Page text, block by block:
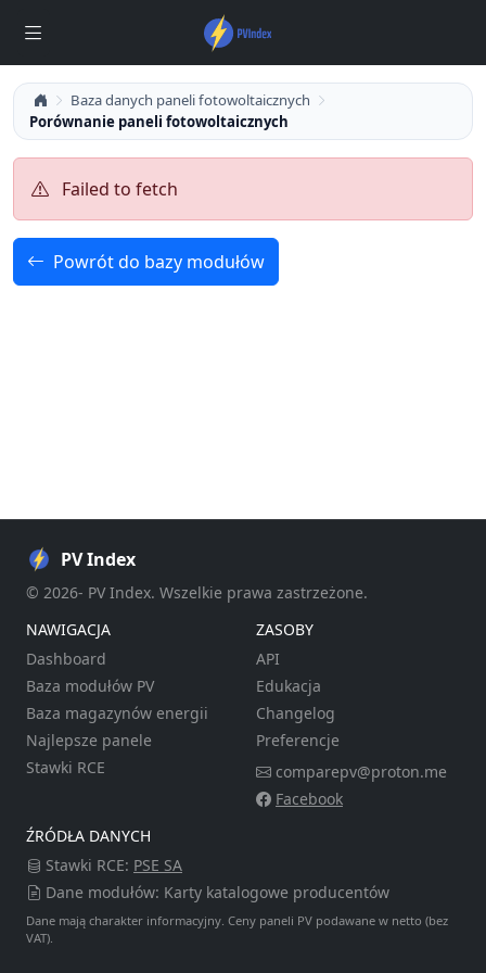
Baza danych paneli fotowoltaicznych
Porównanie paneli fotowoltaicznych
Failed to fetch
Powrót do bazy modułów
PV Index
© 2026- PV Index. Wszelkie prawa zastrzeżone.
NAWIGACJA
Dashboard
Baza modułów PV
Baza magazynów energii
Najlepsze panele
Stawki RCE
ZASOBY
API
Edukacja
Changelog
Preferencje
comparepv@proton.me
Facebook
ŹRÓDŁA DANYCH
Stawki RCE: PSE SA
Dane modułów: Karty katalogowe producentów
Dane mają charakter informacyjny. Ceny paneli PV podawane w netto (bez
VAT).